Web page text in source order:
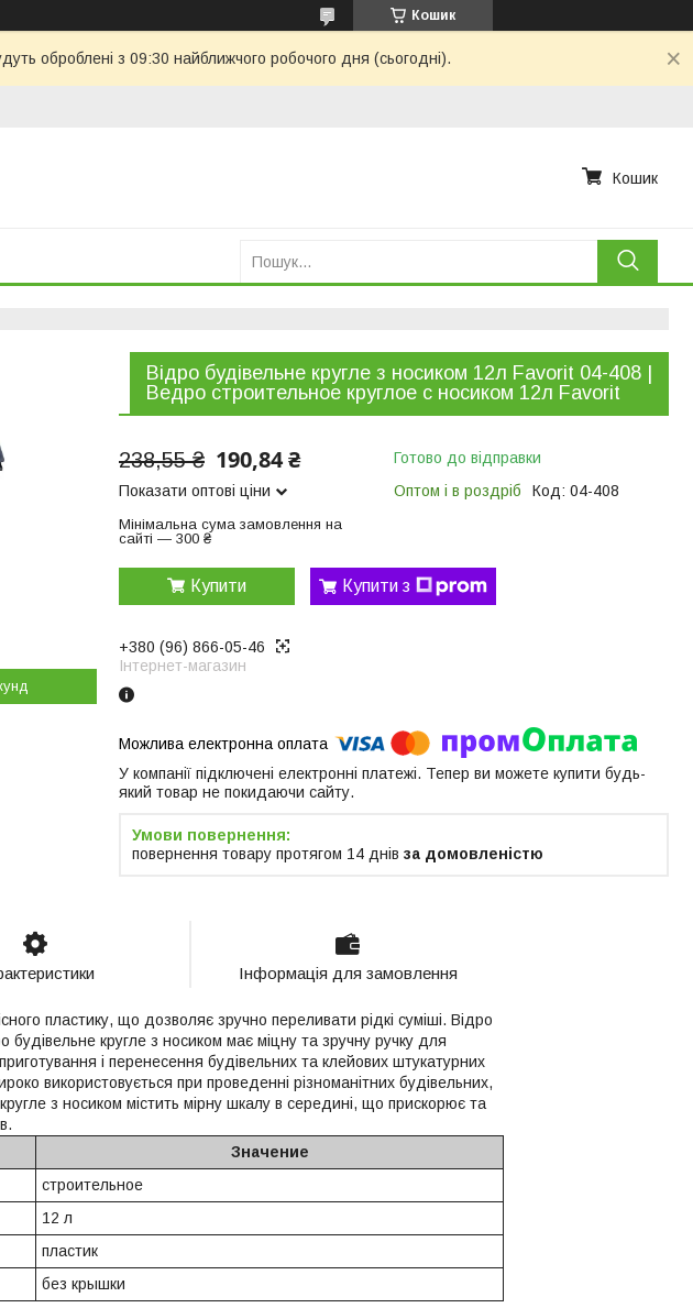
Кошик
оброблені з 09:30 найближчого робочого дня (сьогодні).
Кошик
Відро будівельне кругле з носиком 12л Favorit 04-408 |
Ведро строительное круглое с носиком 12л Favorit
238,55 ₴ 190,84 ₴
Показати оптові ціни
Мінімальна сума замовлення на
сайті — 300 ₴
Готово до відправки
Оптом і в роздріб
Код: 04-408
Купити Купити з
+380 (96) 866-05-46
Інтернет-магазин
У компанії підключені електронні платежі. Тепер ви можете купити будь-
який товар не покидаючи сайту.
повернення товару протягом 14 днів за домовленістю
Інформація для замовлення
пластику, що дозволяє зручно переливати рідкі суміші. Відро
кругле з носиком має міцну та зручну ручку для
і перенесення будівельних та клейових штукатурних
використовується при проведенні різноманітних будівельних,
з носиком містить мірну шкалу в середині, що прискорює та
Значение
строительное
12 л
пластик
без крышки